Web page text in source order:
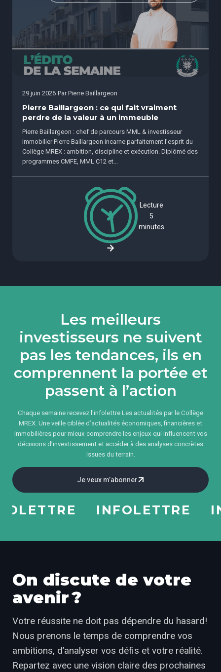
29 juin 2026 Par Pierre Baillargeon
Pierre Baillargeon : ce qui fait vraiment
perdre de la valeur à un immeuble
Pierre Baillargeon : chef de parcours MML & investisseur
immobilier Pierre Baillargeon incarne parfaitement l’esprit du
Collège MREX : ambition, discipline et exécution. Diplômé des
programmes CMFE, MML C12 et...
Lecture
5
minutes
Les meilleurs
investisseurs ne suivent
pas les tendances, ils en
comprennent la portée et
passent à l’action
Chaque semaine recevez l'infolettre Les actualités par le Collège
MREX. Une veille ciblée d’actualités économiques, financières et
immobilières pour mieux comprendre les enjeux qui influencent vos
décisions d’investissement et accéder à des analyses concrètes
issues du terrain.
Je veux m’abonner
INFOLETTRE
On discute de votre
avenir ?
Votre réussite ne doit pas dépendre du hasard!
Nous prenons le temps de comprendre vos
ambitions, d’analyser vos défis et votre réalité.
Repartez avec une vision claire des prochaines